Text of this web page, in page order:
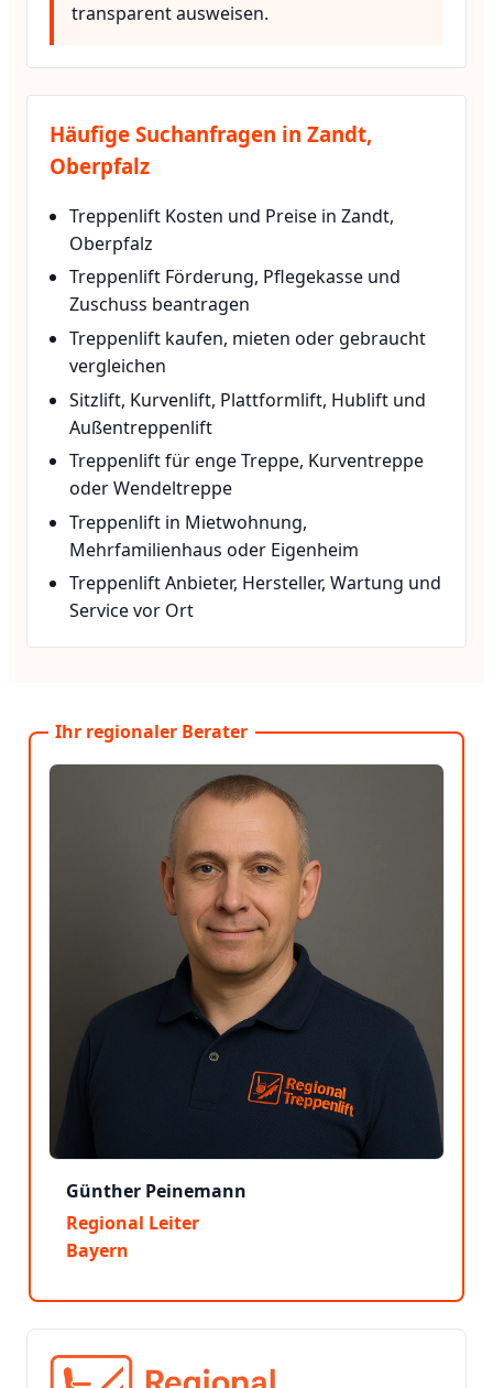
transparent ausweisen.
Häufige Suchanfragen in Zandt,
Oberpfalz
Treppenlift Kosten und Preise in Zandt,
Oberpfalz
Treppenlift Förderung, Pflegekasse und
Zuschuss beantragen
Treppenlift kaufen, mieten oder gebraucht
vergleichen
Sitzlift, Kurvenlift, Plattformlift, Hublift und
Außentreppenlift
Treppenlift für enge Treppe, Kurventreppe
oder Wendeltreppe
Treppenlift in Mietwohnung,
Mehrfamilienhaus oder Eigenheim
Treppenlift Anbieter, Hersteller, Wartung und
Service vor Ort
Ihr regionaler Berater
Günther Peinemann
Regional Leiter
Bayern